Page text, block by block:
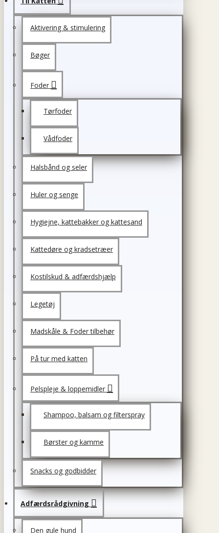
Aktivering & stimulering
Bøger
Foder
Tørfoder
Vådfoder
Halsbånd og seler
Huler og senge
Hygiejne, kattebakker og kattesand
Kattedøre og kradsetræer
Kostilskud & adfærdshjælp
Legetøj
Madskåle & Foder tilbehør
På tur med katten
Pelspleje & loppemidler
Shampoo, balsam og filterspray
Børster og kamme
Snacks og godbidder
Adfærdsrådgivning
Den gule hund